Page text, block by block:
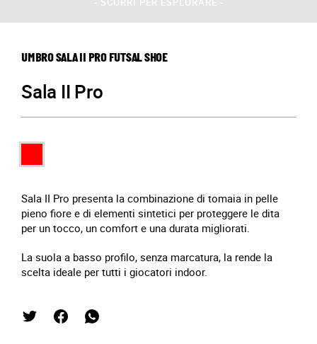
UMBRO SALA II PRO FUTSAL SHOE
Sala II Pro
Sala II Pro presenta la combinazione di tomaia in pelle
pieno fiore e di elementi sintetici per proteggere le dita
per un tocco, un comfort e una durata migliorati.
La suola a basso profilo, senza marcatura, la rende la
scelta ideale per tutti i giocatori indoor.